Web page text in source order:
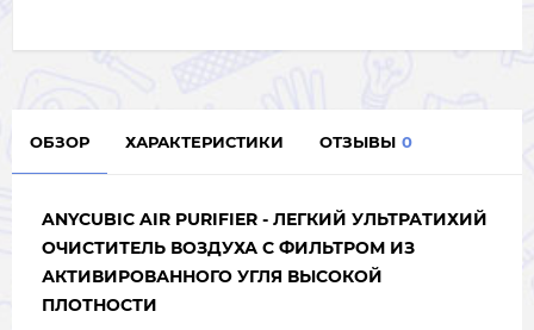
ОБЗОР ХАРАКТЕРИСТИКИ ОТЗЫВЫ 0
ANYCUBIC AIR PURIFIER - ЛЕГКИЙ УЛЬТРАТИХИЙ
ОЧИСТИТЕЛЬ ВОЗДУХА С ФИЛЬТРОМ ИЗ
АКТИВИРОВАННОГО УГЛЯ ВЫСОКОЙ
ПЛОТНОСТИ